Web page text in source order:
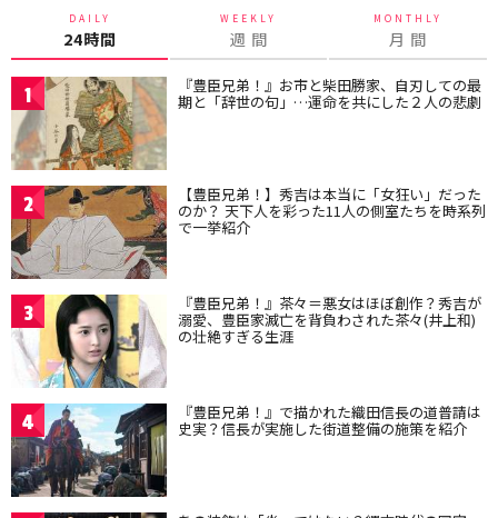
DAILY
24時間
WEEKLY
週 間
MONTHLY
月 間
1 『豊臣兄弟！』お市と柴田勝家、自刃しての最
期と「辞世の句」…運命を共にした２人の悲劇
2 【豊臣兄弟！】秀吉は本当に「女狂い」だった
のか？ 天下人を彩った11人の側室たちを時系列
で一挙紹介
3 『豊臣兄弟！』茶々＝悪女はほぼ創作？秀吉が
溺愛、豊臣家滅亡を背負わされた茶々(井上和)
の壮絶すぎる生涯
4 『豊臣兄弟！』で描かれた織田信長の道普請は
史実？信長が実施した街道整備の施策を紹介